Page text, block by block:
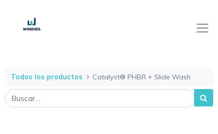
Todos los productos Catalyst® PHBR + Slide Wash